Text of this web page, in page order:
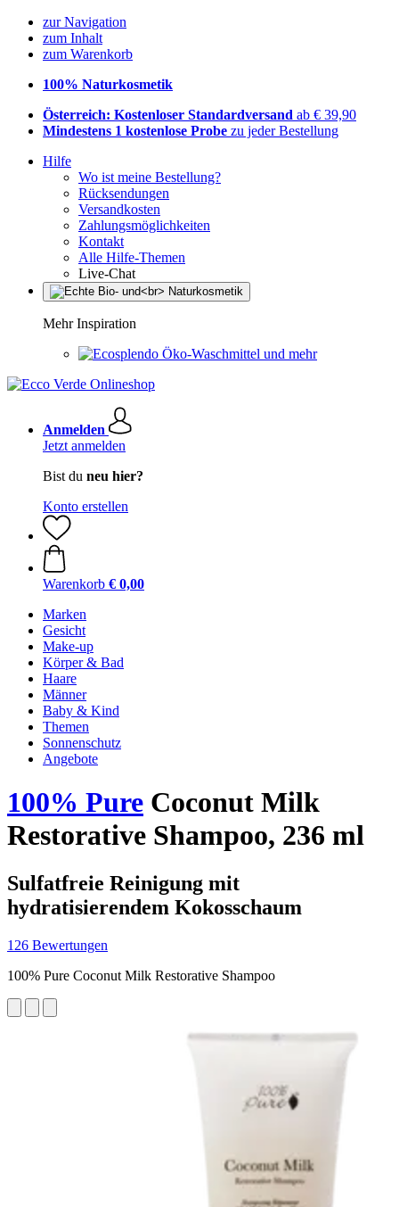
zur Navigation
zum Inhalt
zum Warenkorb
100% Naturkosmetik
Österreich: Kostenloser Standardversand ab € 39,90
Mindestens 1 kostenlose Probe zu jeder Bestellung
Hilfe
Wo ist meine Bestellung?
Rücksendungen
Versandkosten
Zahlungsmöglichkeiten
Kontakt
Alle Hilfe-Themen
Live-Chat
Mehr Inspiration
Öko-Waschmittel und mehr
Anmelden
Jetzt anmelden
Bist du neu hier?
Konto erstellen
Warenkorb € 0,00
Marken
Gesicht
Make-up
Körper & Bad
Haare
Männer
Baby & Kind
Themen
Sonnenschutz
Angebote
100% Pure Coconut Milk
Restorative Shampoo, 236 ml
Sulfatfreie Reinigung mit
hydratisierendem Kokosschaum
126 Bewertungen
100% Pure Coconut Milk Restorative Shampoo